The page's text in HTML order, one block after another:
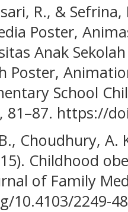
R., & Sefrina,
Poster,
Anak
Poster,
School
81–87. https://
Choudhury, A.
Childhood
of Family
10.4103/2249-